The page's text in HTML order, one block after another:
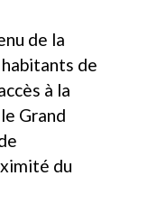
de la
de
à la
Grand
du